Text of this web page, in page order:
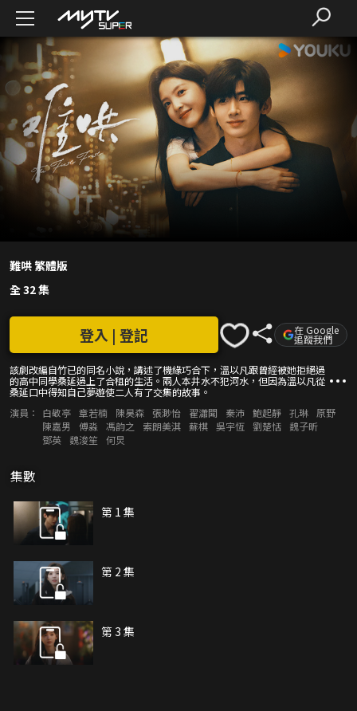
難哄 繁體版
全 32 集
該劇改編自竹已的同名小說，講述了機緣巧合下，溫以凡跟曾經被她拒絕過
的高中同學桑延過上了合租的生活。兩人本井水不犯河水，但因為溫以凡從
桑延口中得知自己夢遊使二人有了交集的故事。
登入 | 登記 在 Google
追蹤我們
演員： 白敬亭 章若楠 陳昊森 張渺怡 翟瀟聞 秦沛 鮑起靜 孔琳
原野
陳嘉男
傅淼 馮韵之 索朗美淇 蘇棋 吳宇恆 劉楚恬
魏子昕
鄧英
魏浚笙 何炅
集數
第 1 集
第 2 集
第 3 集